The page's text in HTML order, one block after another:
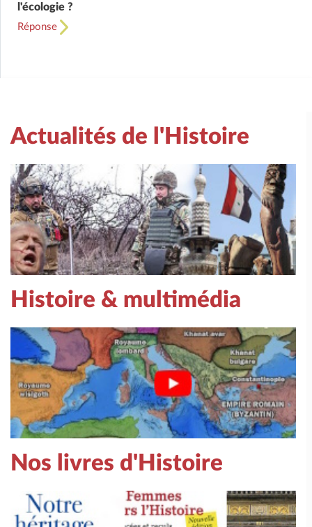
l'écologie ?
Réponse
Actualités de l'Histoire
Histoire & multimédia
Nos livres d'Histoire